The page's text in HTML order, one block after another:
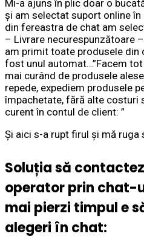
Mi-a ajuns în plic doar o
și am selectat suport online
din fereastra de chat am
– Livrare necurespunzătoare
am primit toate produsele din
fost unul automat…”Facem
mai curând de produsele
repede, expediem produsele
împachetate, fără alte costuri
curent în contul de client: ”
Și aici s-a rupt firul și mă ruga
Soluția să
operator prin chat-
mai pierzi timpul e
alegeri în chat: